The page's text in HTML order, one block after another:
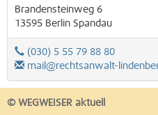
Brandensteinweg 6
13595 Berlin Spandau
(030) 5 55 79 88 80
mail@rechtsanwalt-
© WEGWEISER aktuell